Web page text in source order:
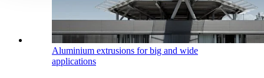
Aluminium extrusions for big and wide
applications